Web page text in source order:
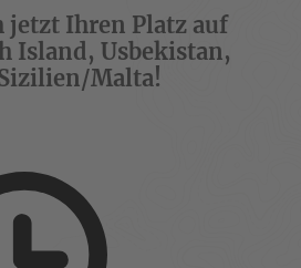
jetzt Ihren Platz auf
Island, Usbekistan,
Malta!